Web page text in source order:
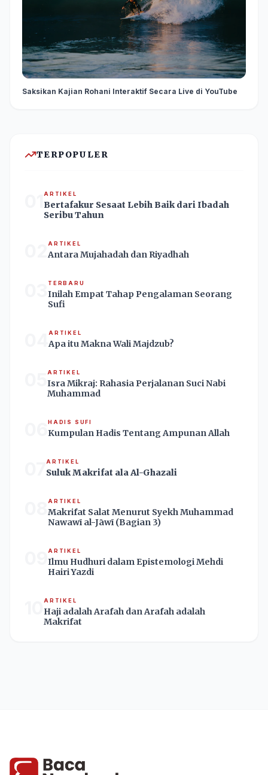
Saksikan Kajian Rohani Interaktif Secara Live di YouTube
TERPOPULER
ARTIKEL
Bertafakur Sesaat Lebih Baik dari Ibadah
Seribu Tahun
ARTIKEL
Antara Mujahadah dan Riyadhah
TERBARU
Inilah Empat Tahap Pengalaman Seorang
Sufi
ARTIKEL
Apa itu Makna Wali Majdzub?
ARTIKEL
Isra Mikraj: Rahasia Perjalanan Suci Nabi
Muhammad
HADIS SUFI
Kumpulan Hadis Tentang Ampunan Allah
ARTIKEL
Suluk Makrifat ala Al-Ghazali
ARTIKEL
Makrifat Salat Menurut Syekh Muhammad
Nawawī al-Jāwī (Bagian 3)
ARTIKEL
Ilmu Hudhuri dalam Epistemologi Mehdi
Hairi Yazdi
ARTIKEL
Haji adalah Arafah dan Arafah adalah
Makrifat